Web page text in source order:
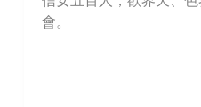
會。